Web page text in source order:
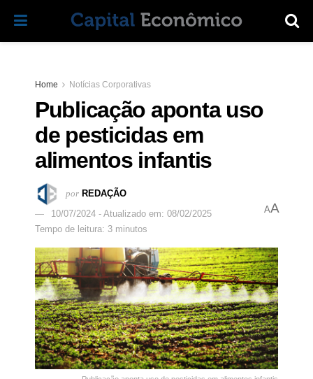
Home Notícias Corporativas
Publicação aponta uso
de pesticidas em
alimentos infantis
por REDAÇÃO
10/07/2024 - Atualizado em: 08/02/2025
Tempo de leitura: 3 minutos
AA